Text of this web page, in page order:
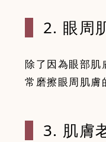
2. 眼周
除了因為眼部
常磨擦眼周肌膚
3. 肌膚